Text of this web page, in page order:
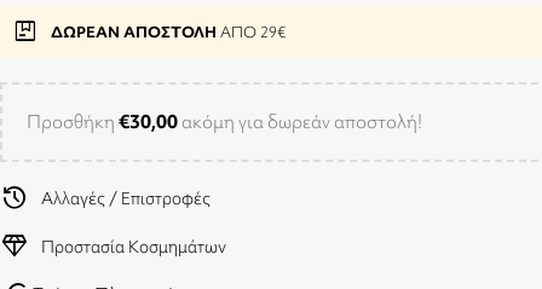
package ΔΩΡΕΑΝ ΑΠΟΣΤΟΛΗ ΑΠΟ 29€
Προσθήκη €30,00 ακόμη για δωρεάν αποστολή!
history Αλλαγές / Επιστροφές
diamond Προστασία Κοσμημάτων